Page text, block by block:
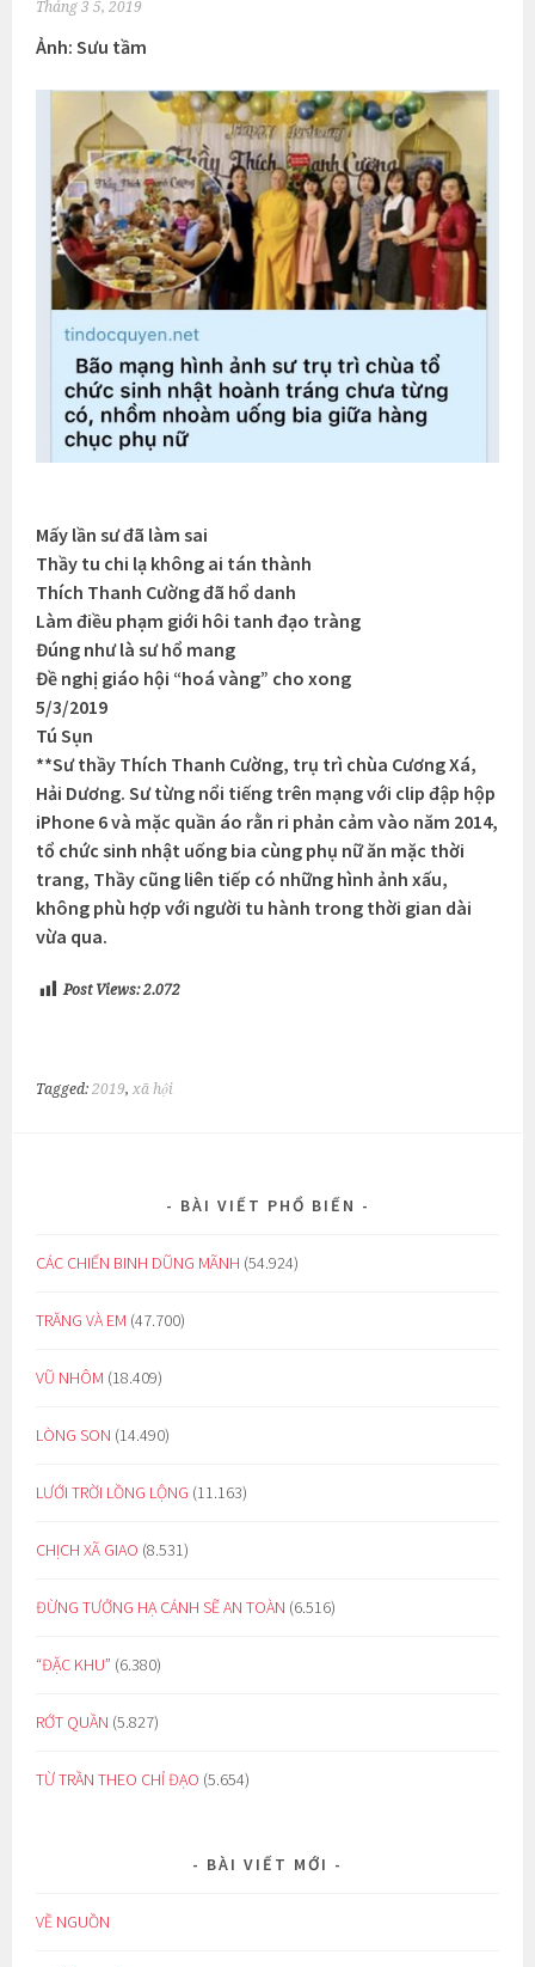
Tháng 3 5, 2019
Ảnh: Sưu tầm
Mấy lần sư đã làm sai
Thầy tu chi lạ không ai tán thành
Thích Thanh Cường đã hổ danh
Làm điều phạm giới hôi tanh đạo tràng
Đúng như là sư hổ mang
Đề nghị giáo hội “hoá vàng” cho xong
5/3/2019
Tú Sụn
**Sư thầy Thích Thanh Cường, trụ trì chùa Cương Xá,
Hải Dương. Sư từng nổi tiếng trên mạng với clip đập hộp
iPhone 6 và mặc quần áo rằn ri phản cảm vào năm 2014,
tổ chức sinh nhật uống bia cùng phụ nữ ăn mặc thời
trang, Thầy cũng liên tiếp có những hình ảnh xấu,
không phù hợp với người tu hành trong thời gian dài
vừa qua.
Post Views: 2.072
Tagged:2019,xã hội
BÀI VIẾT PHỔ BIẾN
CÁC CHIẾN BINH DŨNG MÃNH (54.924)
TRĂNG VÀ EM (47.700)
VŨ NHÔM (18.409)
LÒNG SON (14.490)
LƯỚI TRỜI LỒNG LỘNG (11.163)
CHỊCH XÃ GIAO (8.531)
ĐỪNG TƯỞNG HẠ CÁNH SẼ AN TOÀN (6.516)
“ĐẶC KHU” (6.380)
RỚT QUẦN (5.827)
TỪ TRẦN THEO CHỈ ĐẠO (5.654)
BÀI VIẾT MỚI
VỀ NGUỒN